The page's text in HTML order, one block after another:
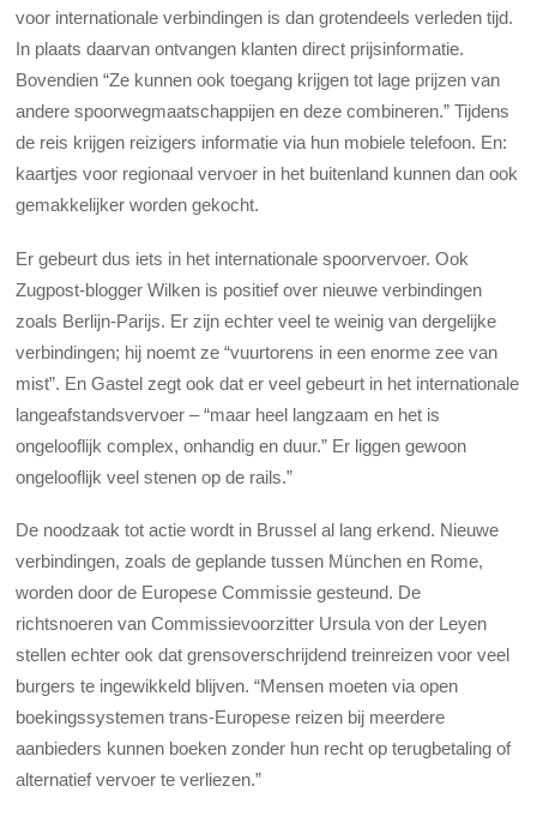
voor internationale verbindingen is dan grotendeels verleden tijd.
In plaats daarvan ontvangen klanten direct prijsinformatie.
Bovendien “Ze kunnen ook toegang krijgen tot lage prijzen van
andere spoorwegmaatschappijen en deze combineren.” Tijdens
de reis krijgen reizigers informatie via hun mobiele telefoon. En:
kaartjes voor regionaal vervoer in het buitenland kunnen dan ook
gemakkelijker worden gekocht.
Er gebeurt dus iets in het internationale spoorvervoer. Ook
Zugpost-blogger Wilken is positief over nieuwe verbindingen
zoals Berlijn-Parijs. Er zijn echter veel te weinig van dergelijke
verbindingen; hij noemt ze “vuurtorens in een enorme zee van
mist”. En Gastel zegt ook dat er veel gebeurt in het internationale
langeafstandsvervoer – “maar heel langzaam en het is
ongelooflijk complex, onhandig en duur.” Er liggen gewoon
ongelooflijk veel stenen op de rails.”
De noodzaak tot actie wordt in Brussel al lang erkend. Nieuwe
verbindingen, zoals de geplande tussen München en Rome,
worden door de Europese Commissie gesteund. De
richtsnoeren van Commissievoorzitter Ursula von der Leyen
stellen echter ook dat grensoverschrijdend treinreizen voor veel
burgers te ingewikkeld blijven. “Mensen moeten via open
boekingssystemen trans-Europese reizen bij meerdere
aanbieders kunnen boeken zonder hun recht op terugbetaling of
alternatief vervoer te verliezen.”